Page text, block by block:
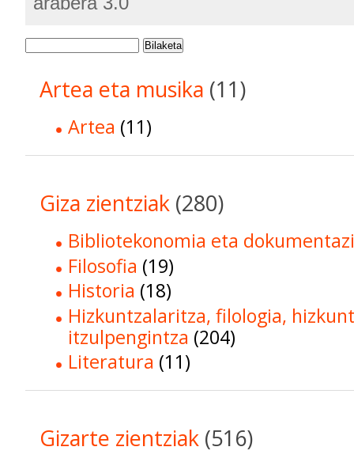
Bilaketa
Artea eta musika (11)
Artea (11)
Giza zientziak (280)
Bibliotekonomia eta
Filosofia (19)
Historia (18)
Hizkuntzalaritza, filologia,
itzulpengintza (204)
Literatura (11)
Gizarte zientziak (516)